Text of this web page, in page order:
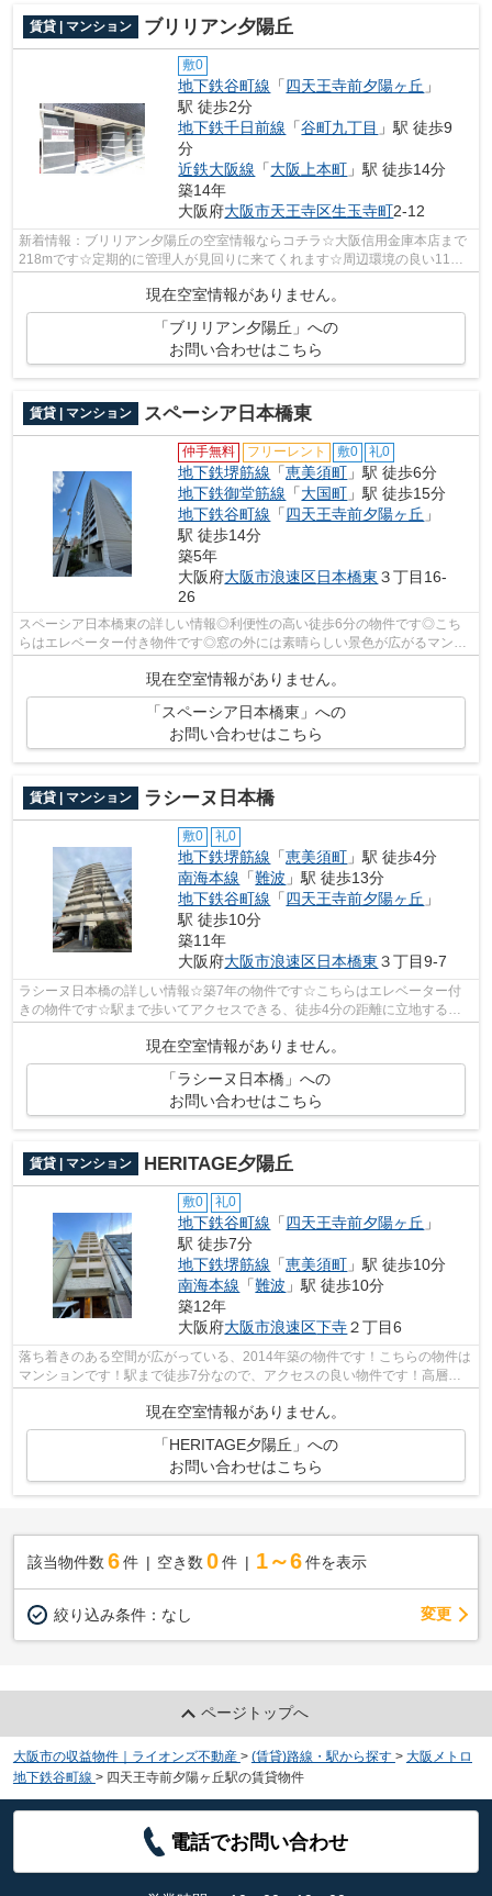
賃貸 | マンション ブリリアン夕陽丘
敷0
地下鉄谷町線 「四天王寺前夕陽ヶ丘 」
駅 徒歩2分
地下鉄千日前線 「谷町九丁目 」駅 徒歩9
分
近鉄大阪線 「大阪上本町 」駅 徒歩14分
築14年
大阪府大阪市天王寺区生玉寺町2-12
新着情報：ブリリアン夕陽丘の空室情報ならコチラ☆大阪信用金庫本店まで
218mです☆定期的に管理人が見回りに来てくれます☆周辺環境の良い11階
建ての建物です☆大阪市天王寺区や地下鉄谷...
現在空室情報がありません。
「ブリリアン夕陽丘」への
お問い合わせはこちら
賃貸 | マンション スペーシア日本橋東
仲手無料 フリーレント 敷0 礼0
地下鉄堺筋線 「恵美須町 」駅 徒歩6分
地下鉄御堂筋線 「大国町 」駅 徒歩15分
地下鉄谷町線 「四天王寺前夕陽ヶ丘 」
駅 徒歩14分
築5年
大阪府大阪市浪速区日本橋東 ３丁目16-
26
スペーシア日本橋東の詳しい情報◎利便性の高い徒歩6分の物件です◎こち
らはエレベーター付き物件です◎窓の外には素晴らしい景色が広がるマンシ
現在空室情報がありません。
「スペーシア日本橋東」への
お問い合わせはこちら
賃貸 | マンション ラシーヌ日本橋
敷0 礼0
地下鉄堺筋線 「恵美須町 」駅 徒歩4分
南海本線 「難波 」駅 徒歩13分
地下鉄谷町線 「四天王寺前夕陽ヶ丘 」
駅 徒歩10分
築11年
大阪府大阪市浪速区日本橋東 ３丁目9-7
ラシーヌ日本橋の詳しい情報☆築7年の物件です☆こちらはエレベーター付
きの物件です☆駅まで歩いてアクセスできる、徒歩4分の距離に立地する物
件です☆当社スタッフが地域の賃貸情報をご...
現在空室情報がありません。
「ラシーヌ日本橋」への
お問い合わせはこちら
賃貸 | マンション HERITAGE夕陽丘
敷0 礼0
地下鉄谷町線 「四天王寺前夕陽ヶ丘 」
駅 徒歩7分
地下鉄堺筋線 「恵美須町 」駅 徒歩10分
南海本線 「難波 」駅 徒歩10分
築12年
大阪府大阪市浪速区下寺２丁目6
落ち着きのある空間が広がっている、2014年築の物件です！こちらの物件は
マンションです！駅まで徒歩7分なので、アクセスの良い物件です！高層建
現在空室情報がありません。
「HERITAGE夕陽丘」への
お問い合わせはこちら
該当物件数 6件 空き数 0 件 1～6 件を表示
絞り込み条件： なし 変更
ページトップへ
大阪市の収益物件｜ライオンズ不動産 > (賃貸)路線・駅から探す > 大阪メトロ
地下鉄谷町線 > 四天王寺前夕陽ヶ丘駅の賃貸物件
電話でお問い合わせ